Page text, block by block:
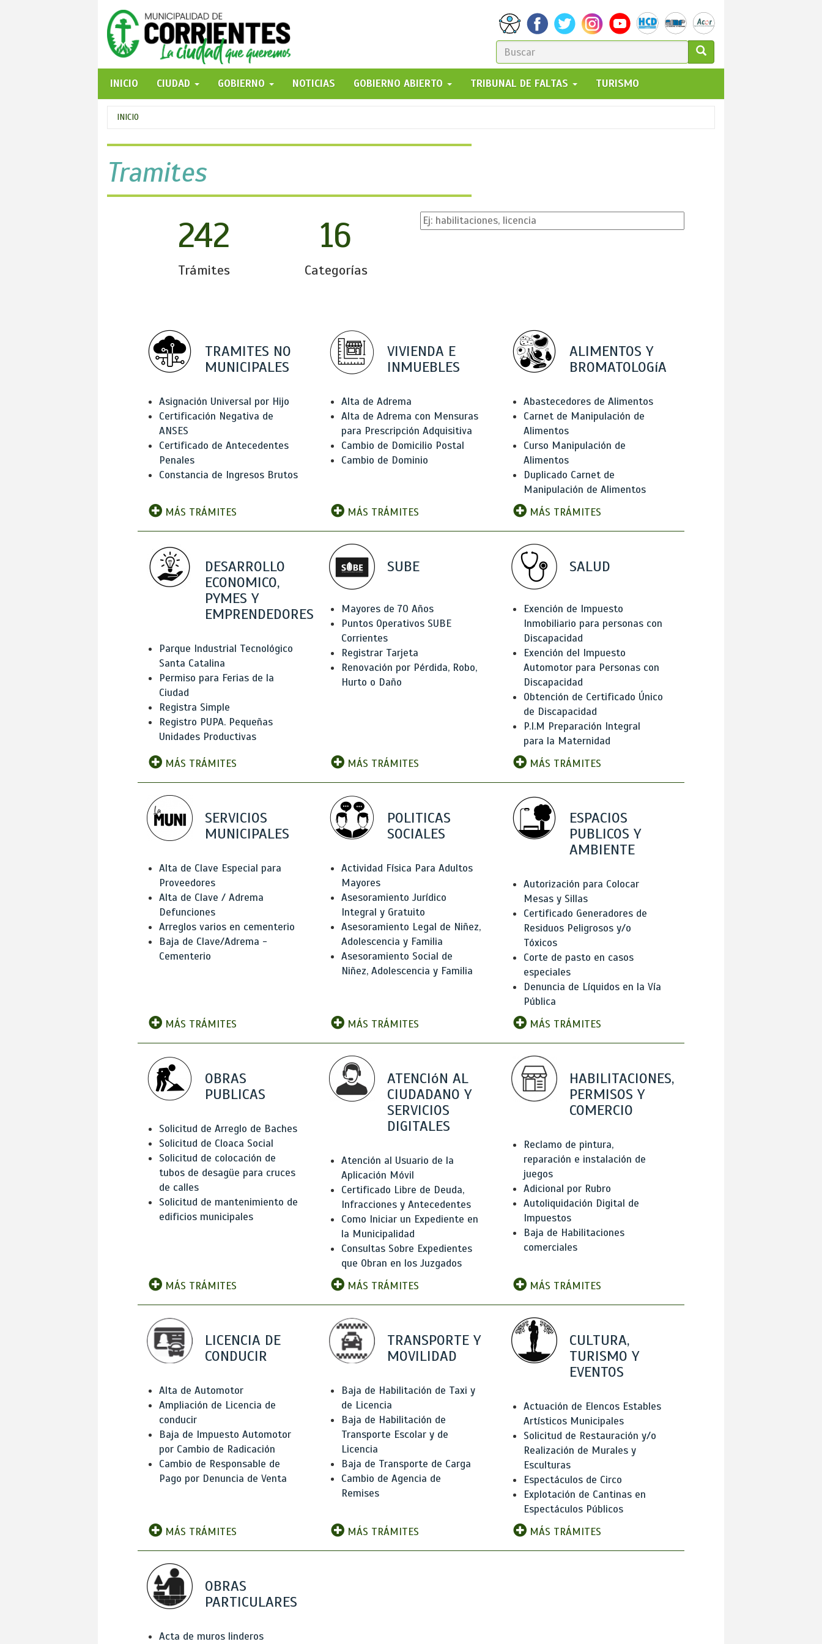
FORMULARIO
DE
BÚSQUEDA
GO!
INICIO
CIUDAD GOBIERNO NOTICIAS GOBIERNO ABIERTO TRIBUNAL DE FALTAS TURISMO
Se
encuentra
usted
aquí
INICIO
Tramites
242
Trámites
16
Categorías
TRAMITES NO
MUNICIPALES
Asignación Universal por Hijo
Certificación Negativa de
ANSES
Certificado de Antecedentes
Penales
Constancia de Ingresos Brutos
MÁS TRÁMITES
VIVIENDA E
INMUEBLES
Alta de Adrema
Alta de Adrema con Mensuras
para Prescripción Adquisitiva
Cambio de Domicilio Postal
Cambio de Dominio
MÁS TRÁMITES
ALIMENTOS Y
BROMATOLOGíA
Abastecedores de Alimentos
Carnet de Manipulación de
Alimentos
Curso Manipulación de
Alimentos
Duplicado Carnet de
Manipulación de Alimentos
MÁS TRÁMITES
DESARROLLO
ECONOMICO,
PYMES Y
EMPRENDEDORES
Parque Industrial Tecnológico
Santa Catalina
Permiso para Ferias de la
Ciudad
Registra Simple
Registro PUPA. Pequeñas
Unidades Productivas
MÁS TRÁMITES
SUBE
Mayores de 70 Años
Puntos Operativos SUBE
Corrientes
Registrar Tarjeta
Renovación por Pérdida, Robo,
Hurto o Daño
MÁS TRÁMITES
SALUD
Exención de Impuesto
Inmobiliario para personas con
Discapacidad
Exención del Impuesto
Automotor para Personas con
Discapacidad
Obtención de Certificado Único
de Discapacidad
P.I.M Preparación Integral
para la Maternidad
MÁS TRÁMITES
SERVICIOS
MUNICIPALES
Alta de Clave Especial para
Proveedores
Alta de Clave / Adrema
Defunciones
Arreglos varios en cementerio
Baja de Clave/Adrema -
Cementerio
MÁS TRÁMITES
POLITICAS
SOCIALES
Actividad Física Para Adultos
Mayores
Asesoramiento Jurídico
Integral y Gratuito
Asesoramiento Legal de Niñez,
Adolescencia y Familia
Asesoramiento Social de
Niñez, Adolescencia y Familia
MÁS TRÁMITES
ESPACIOS
PUBLICOS Y
AMBIENTE
Autorización para Colocar
Mesas y Sillas
Certificado Generadores de
Residuos Peligrosos y/o
Tóxicos
Corte de pasto en casos
especiales
Denuncia de Líquidos en la Vía
Pública
MÁS TRÁMITES
OBRAS
PUBLICAS
Solicitud de Arreglo de Baches
Solicitud de Cloaca Social
Solicitud de colocación de
tubos de desagüe para cruces
de calles
Solicitud de mantenimiento de
edificios municipales
MÁS TRÁMITES
ATENCIóN AL
CIUDADANO Y
SERVICIOS
DIGITALES
Atención al Usuario de la
Aplicación Móvil
Certificado Libre de Deuda,
Infracciones y Antecedentes
Como Iniciar un Expediente en
la Municipalidad
Consultas Sobre Expedientes
que Obran en los Juzgados
MÁS TRÁMITES
HABILITACIONES,
PERMISOS Y
COMERCIO
Reclamo de pintura,
reparación e instalación de
juegos
Adicional por Rubro
Autoliquidación Digital de
Impuestos
Baja de Habilitaciones
comerciales
MÁS TRÁMITES
LICENCIA DE
CONDUCIR
Alta de Automotor
Ampliación de Licencia de
conducir
Baja de Impuesto Automotor
por Cambio de Radicación
Cambio de Responsable de
Pago por Denuncia de Venta
MÁS TRÁMITES
TRANSPORTE Y
MOVILIDAD
Baja de Habilitación de Taxi y
de Licencia
Baja de Habilitación de
Transporte Escolar y de
Licencia
Baja de Transporte de Carga
Cambio de Agencia de
Remises
MÁS TRÁMITES
CULTURA,
TURISMO Y
EVENTOS
Actuación de Elencos Estables
Artísticos Municipales
Solicitud de Restauración y/o
Realización de Murales y
Esculturas
Espectáculos de Circo
Explotación de Cantinas en
Espectáculos Públicos
MÁS TRÁMITES
OBRAS
PARTICULARES
Acta de muros linderos